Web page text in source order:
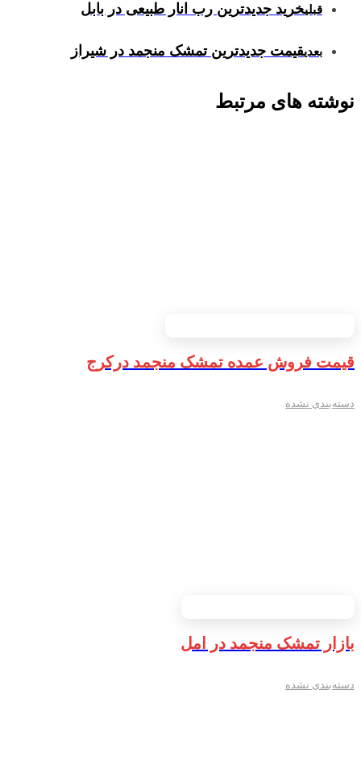
قبلیخرید جدیدترین رب انار طبیعی در بابل
بعدیقیمت جدیدترین تمشک منجمد در شیراز
نوشته های مرتبط
قیمت فروش عمده تمشک منجمد درکرج
دسته‌بندی نشده
بازار تمشک منجمد در امل
دسته‌بندی نشده